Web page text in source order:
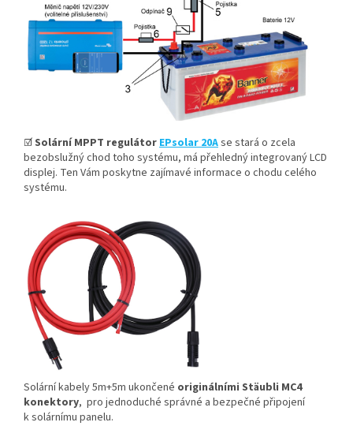
☑Solární MPPT regulátorEPsolar 20Ase stará o zcela
bezobslužný chod toho systému, má přehledný integrovaný LCD
displej. Ten Vám poskytne zajímavé informace o chodu celého
systému.
Solární kabely 5m+5m ukončené originálními Stäubli MC4
konektory, pro jednoduché správné a bezpečné připojení
k solárnímu panelu.